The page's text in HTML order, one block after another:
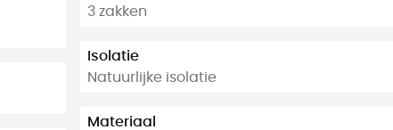
3 zakken
Isolatie
Natuurlijke isolatie
Materiaal